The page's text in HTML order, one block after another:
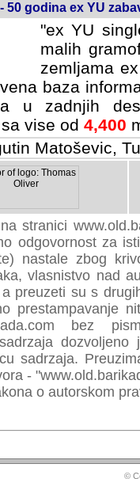
50 godina ex YU
"ex YU
malih
zemljama
baza
u zadnjih
vise od 4,400
Matoševic,
stranici
za
nastale zbog
vlasnistvo nad
preuzeti su s
prestampavanje
bez
sadrzaja.
-
o autorskom
©